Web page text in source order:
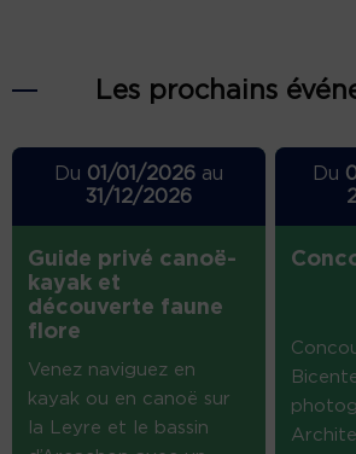
Les prochains
Du 01/01/2026au
31/12/2026
Guide privé canoë-
kayak et
découverte faune
flore
Venez naviguez en
kayak ou en canoë sur
la Leyre et le bassin
Du